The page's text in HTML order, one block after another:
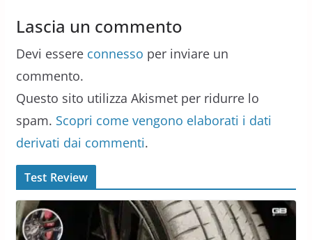
Lascia un commento
Devi essere connesso per inviare un
commento.
Questo sito utilizza Akismet per ridurre lo
spam. Scopri come vengono elaborati i dati
derivati dai commenti.
Test Review